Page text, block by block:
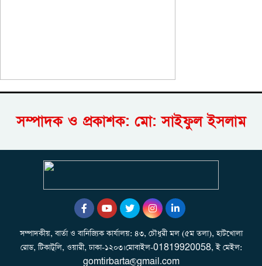
সম্পাদক ও প্রকাশক: মো: সাইফুল ইসলাম
সম্পাদকীয়, বার্তা ও বানিজ্যিক কার্যালয়: ৪৩, চৌধুরী মল (৫ম তলা), হাটখোলা
রোড, টিকাটুলি, ওয়ারী, ঢাকা-১২০৩।মোবাইল-01819920058, ই মেইল:
gomtirbarta@gmail.com